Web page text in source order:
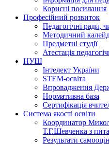
Корисні посилання
Професійний розвиток
Педагогічні ради,
Методичний
Предметні студії
Атестація
НУШ
Інтелект України
STEM-освіта
Впровадження
Нормативна база
Сертифікація
Система якості освіти
Координатор
Т.Г.Шевченка з
Результати